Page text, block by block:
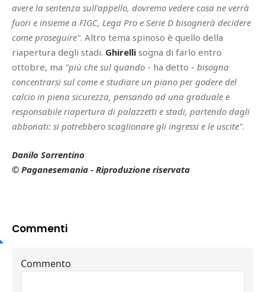
avere la sentenza sull'appello, dovremo vedere cosa ne verrà
fuori e insieme a FIGC, Lega Pro e Serie D bisognerà decidere
come proseguire". Altro tema spinoso è quello della
riapertura degli stadi. Ghirelli sogna di farlo entro
ottobre, ma "più che sul quando - ha detto - bisogna
concentrarsi sul come e studiare un piano per godere del
calcio in piena sicurezza, pensando ad una graduale e
responsabile riapertura di palazzetti e stadi, partendo dagli
abbonati: si potrebbero scaglionare gli ingressi e le uscite".
Danilo Sorrentino
© Paganesemania - Riproduzione riservata
Commenti